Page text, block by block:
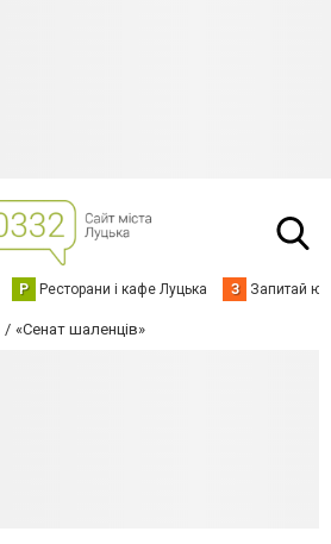
Р Ресторани і кафе Луцька З Запитай
«Сенат шаленців»